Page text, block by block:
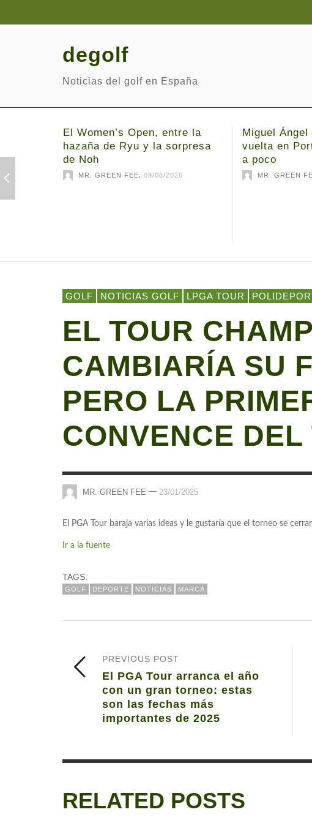
degolf
Noticias del golf en España
El Women’s Open, entre la
hazaña de Ryu y la sorpresa
de Noh
MR. GREEN FEE 09/08/2026
Miguel
vuelta en
a poco
MR. GREEN
GOLF NOTICIAS GOLF LPGA TOUR
EL TOUR
CAMBIARÍA SU
PERO LA
CONVENCE DEL
MR. GREEN FEE — 23/01/2025
El PGA Tour baraja varias ideas y le gustaría que el torneo se
Ir a la fuente
TAGS:
GOLF DEPORTE NOTICIAS MARCA
PREVIOUS POST
El PGA Tour arranca el año
con un gran torneo: estas
son las fechas más
importantes de 2025
RELATED POSTS